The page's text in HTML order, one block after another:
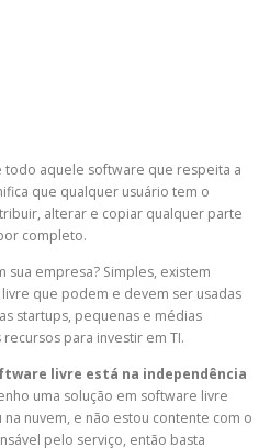
aquele software que respeita a
que qualquer usuário tem o
alterar e copiar qualquer parte
completo.
sua empresa? Simples, existem
que podem e devem ser usadas
startups, pequenas e médias
para investir em TI.
livre está na independência
uma solução em software livre
nuvem, e não estou contente com o
pelo serviço, então basta